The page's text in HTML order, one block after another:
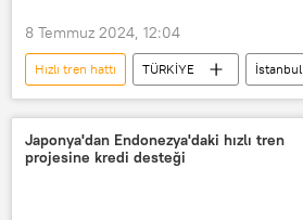
8 Temmuz 2024, 12:04
Hızlı tren hattı TÜRKİYE
İstanbul
Ankara
Abdulkadir Uraloğlu
hızlı tren
Yüksek Hızlı Tren (YHT)
Japonya'dan Endonezya'daki hızlı tren
projesine kredi desteği